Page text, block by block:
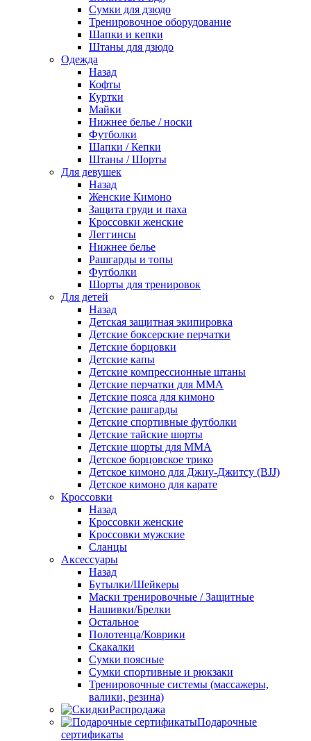
Сумки для дзюдо
Тренировочное оборудование
Шапки и кепки
Штаны для дзюдо
Одежда
Назад
Кофты
Куртки
Майки
Нижнее белье / носки
Футболки
Шапки / Кепки
Штаны / Шорты
Для девушек
Назад
Женские Кимоно
Защита груди и паха
Кроссовки женские
Леггинсы
Нижнее белье
Рашгарды и топы
Футболки
Шорты для тренировок
Для детей
Назад
Детская защитная экипировка
Детские боксерские перчатки
Детские борцовки
Детские капы
Детские компрессионные штаны
Детские перчатки для ММА
Детские пояса для кимоно
Детские рашгарды
Детские спортивные футболки
Детские тайские шорты
Детские шорты для ММА
Детское борцовское трико
Детское кимоно для Джиу-Джитсу (BJJ)
Детское кимоно для карате
Кроссовки
Назад
Кроссовки женские
Кроссовки мужские
Сланцы
Аксессуары
Назад
Бутылки/Шейкеры
Маски тренировочные / Защитные
Нашивки/Брелки
Остальное
Полотенца/Коврики
Скакалки
Сумки поясные
Сумки спортивные и рюкзаки
Тренировочные системы (массажеры,
валики, резина)
Распродажа
Подарочные
сертификаты